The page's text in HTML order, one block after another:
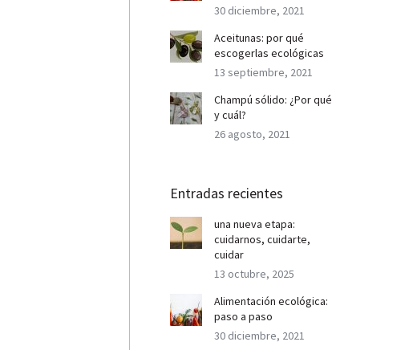
30 diciembre, 2021
Aceitunas: por qué
escogerlas ecológicas
13 septiembre, 2021
Champú sólido: ¿Por qué
y cuál?
26 agosto, 2021
Entradas recientes
una nueva etapa:
cuidarnos, cuidarte,
cuidar
13 octubre, 2025
Alimentación ecológica:
paso a paso
30 diciembre, 2021